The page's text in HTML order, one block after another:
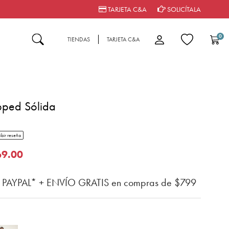
TARJETA C&A SOLICÍTALA
TIENDAS TARJETA C&A 0
Sólida
del cliente
rating
reseña
de
+ ENVÍO GRATIS en compras de $799